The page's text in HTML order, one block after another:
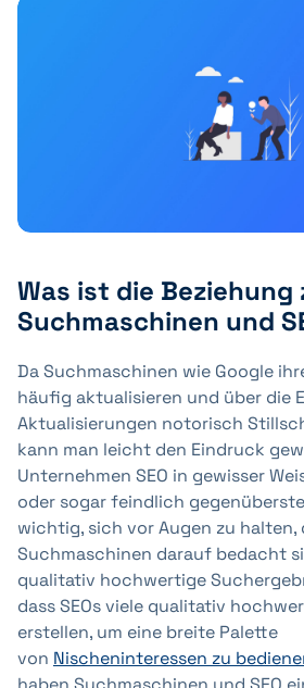
Was ist die Beziehung
Suchmaschinen und
Da Suchmaschinen wie Google
häufig aktualisieren und über die
Aktualisierungen notorisch
kann man leicht den Eindruck
Unternehmen SEO in gewisser
oder sogar feindlich
wichtig, sich vor Augen zu halten,
Suchmaschinen darauf bedacht
qualitativ hochwertige
dass SEOs viele qualitativ
erstellen, um eine breite Palette
von Nischeninteressen zu